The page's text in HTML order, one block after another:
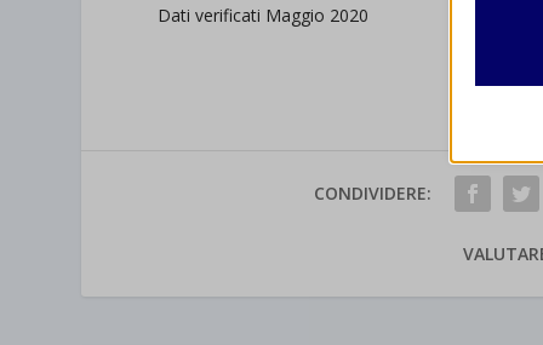
Dati verificati Maggio 2020
CONDIVIDERE:
wp-
I
Altri